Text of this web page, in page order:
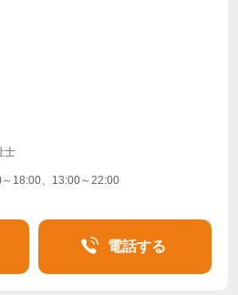
士
18:00、13:00～22:00
電話する